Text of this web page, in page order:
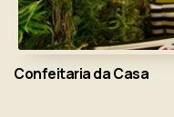
Confeitaria da Casa